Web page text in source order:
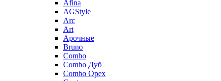
Afina
AGStyle
Arc
Art
Aрочные
Bruno
Combo
Combo Дуб
Combo Орех